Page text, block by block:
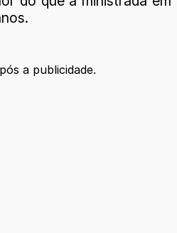
a publicidade.